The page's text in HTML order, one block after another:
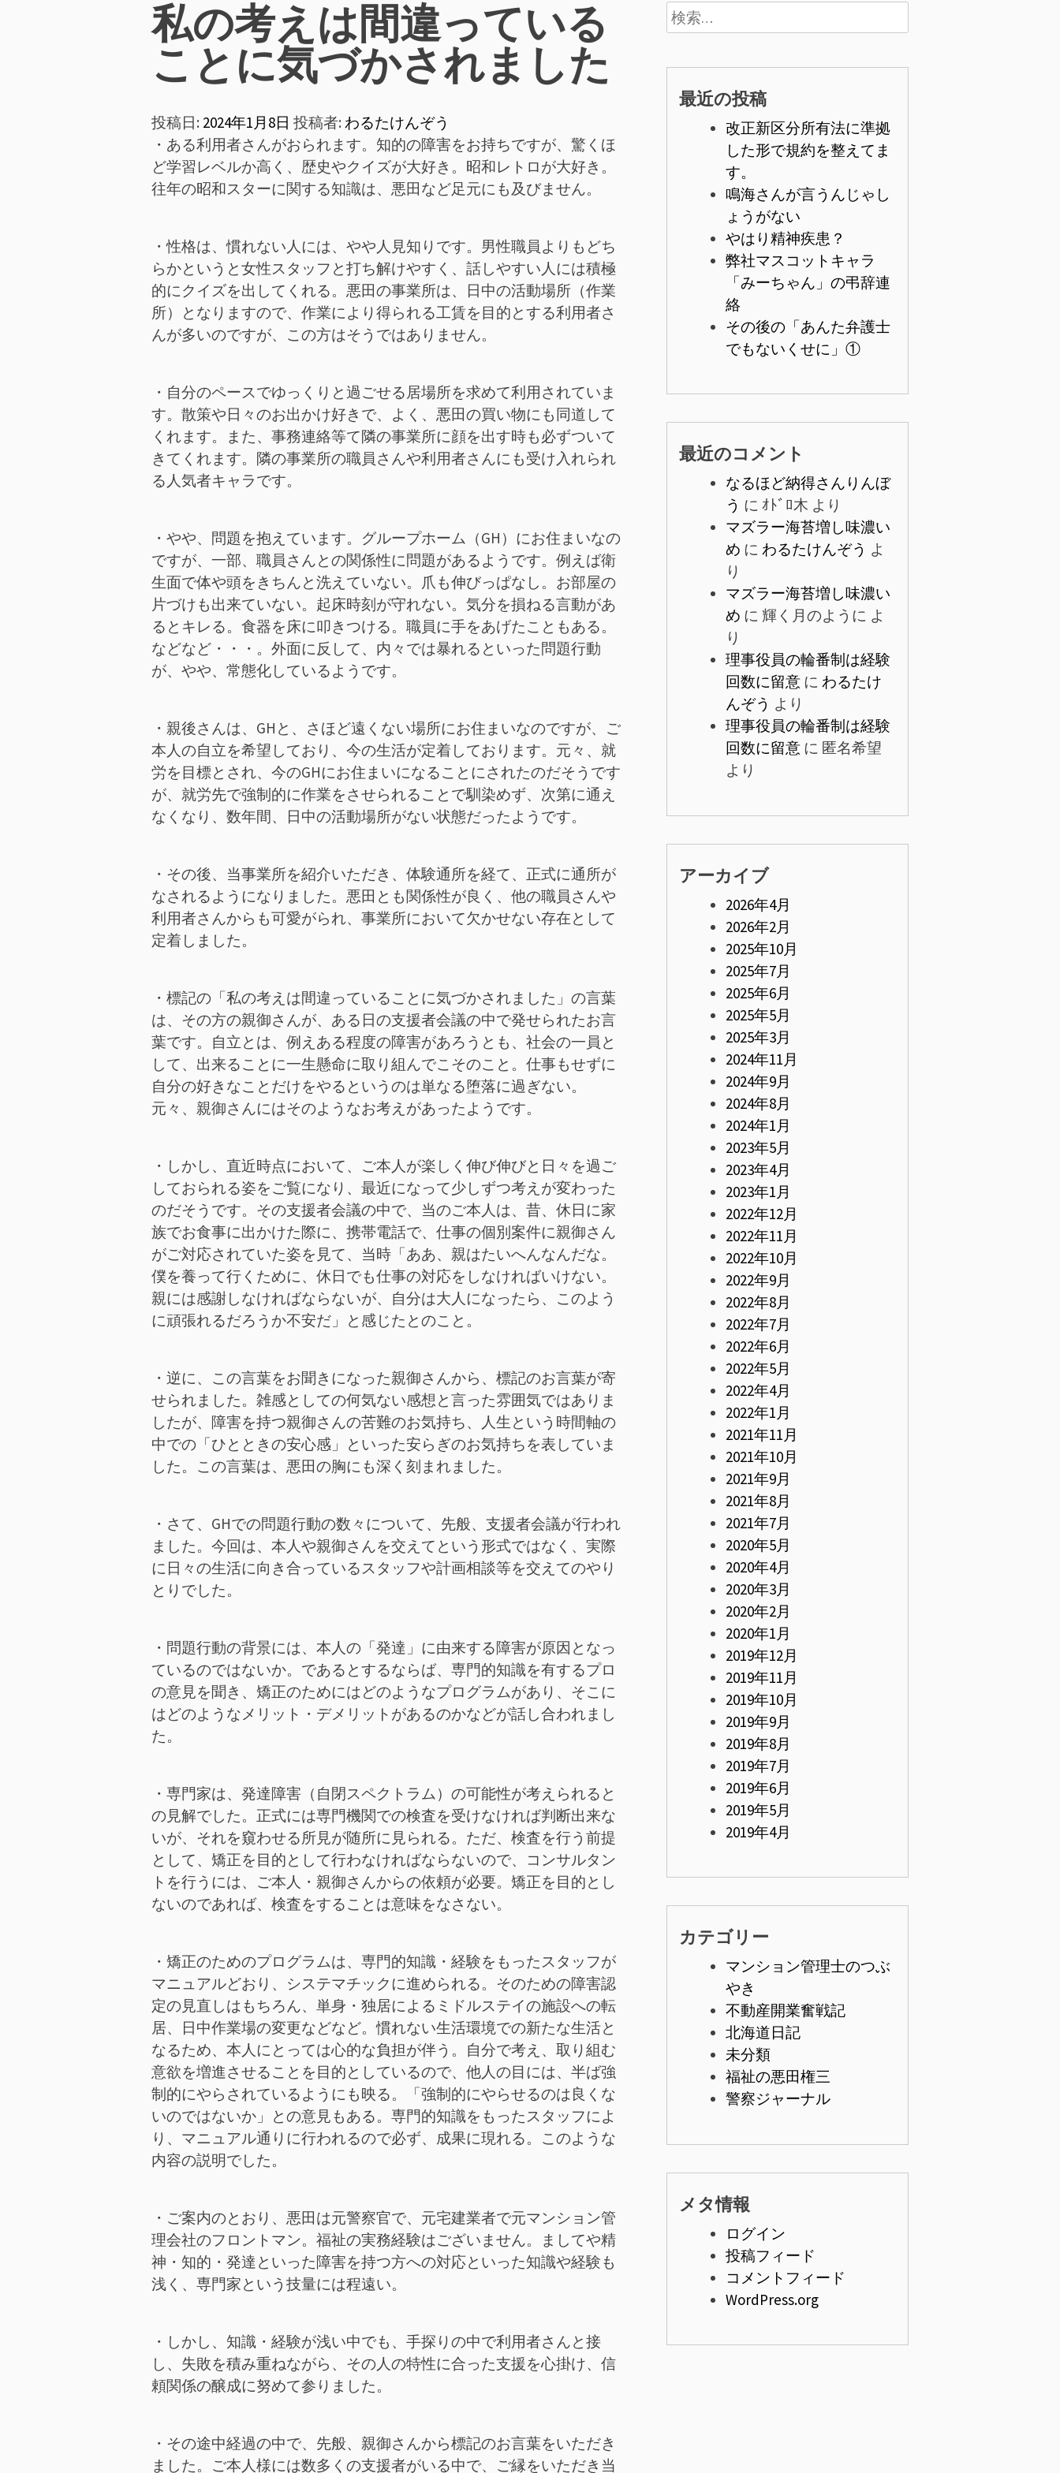
ン
メ
ニ
ュ
ー
私の考えは間違っている
ことに気づかされました
投稿日: 2024年1月8日 投稿者: わるたけんぞう
・ある利用者さんがおられます。知的の障害をお持ちですが、驚くほ
ど学習レベルか高く、歴史やクイズが大好き。昭和レトロが大好き。
往年の昭和スターに関する知識は、悪田など足元にも及びません。
・性格は、慣れない人には、やや人見知りです。男性職員よりもどち
らかというと女性スタッフと打ち解けやすく、話しやすい人には積極
的にクイズを出してくれる。悪田の事業所は、日中の活動場所（作業
所）となりますので、作業により得られる工賃を目的とする利用者さ
んが多いのですが、この方はそうではありません。
・自分のペースでゆっくりと過ごせる居場所を求めて利用されていま
す。散策や日々のお出かけ好きで、よく、悪田の買い物にも同道して
くれます。また、事務連絡等て隣の事業所に顔を出す時も必ずついて
きてくれます。隣の事業所の職員さんや利用者さんにも受け入れられ
る人気者キャラです。
・やや、問題を抱えています。グループホーム（GH）にお住まいなの
ですが、一部、職員さんとの関係性に問題があるようです。例えば衛
生面で体や頭をきちんと洗えていない。爪も伸びっぱなし。お部屋の
片づけも出来ていない。起床時刻が守れない。気分を損ねる言動があ
るとキレる。食器を床に叩きつける。職員に手をあげたこともある。
などなど・・・。外面に反して、内々では暴れるといった問題行動
が、やや、常態化しているようです。
・親後さんは、GHと、さほど遠くない場所にお住まいなのですが、ご
本人の自立を希望しており、今の生活が定着しております。元々、就
労を目標とされ、今のGHにお住まいになることにされたのだそうです
が、就労先で強制的に作業をさせられることで馴染めず、次第に通え
なくなり、数年間、日中の活動場所がない状態だったようです。
・その後、当事業所を紹介いただき、体験通所を経て、正式に通所が
なされるようになりました。悪田とも関係性が良く、他の職員さんや
利用者さんからも可愛がられ、事業所において欠かせない存在として
定着しました。
・標記の「私の考えは間違っていることに気づかされました」の言葉
は、その方の親御さんが、ある日の支援者会議の中で発せられたお言
葉です。自立とは、例えある程度の障害があろうとも、社会の一員と
して、出来ることに一生懸命に取り組んでこそのこと。仕事もせずに
自分の好きなことだけをやるというのは単なる堕落に過ぎない。
元々、親御さんにはそのようなお考えがあったようです。
・しかし、直近時点において、ご本人が楽しく伸び伸びと日々を過ご
しておられる姿をご覧になり、最近になって少しずつ考えが変わった
のだそうです。その支援者会議の中で、当のご本人は、昔、休日に家
族でお食事に出かけた際に、携帯電話で、仕事の個別案件に親御さん
がご対応されていた姿を見て、当時「ああ、親はたいへんなんだな。
僕を養って行くために、休日でも仕事の対応をしなければいけない。
親には感謝しなければならないが、自分は大人になったら、このよう
に頑張れるだろうか不安だ」と感じたとのこと。
・逆に、この言葉をお聞きになった親御さんから、標記のお言葉が寄
せられました。雑感としての何気ない感想と言った雰囲気ではありま
したが、障害を持つ親御さんの苦難のお気持ち、人生という時間軸の
中での「ひとときの安心感」といった安らぎのお気持ちを表していま
した。この言葉は、悪田の胸にも深く刻まれました。
・さて、GHでの問題行動の数々について、先般、支援者会議が行われ
ました。今回は、本人や親御さんを交えてという形式ではなく、実際
に日々の生活に向き合っているスタッフや計画相談等を交えてのやり
とりでした。
・問題行動の背景には、本人の「発達」に由来する障害が原因となっ
ているのではないか。であるとするならば、専門的知識を有するプロ
の意見を聞き、矯正のためにはどのようなプログラムがあり、そこに
はどのようなメリット・デメリットがあるのかなどが話し合われまし
た。
・専門家は、発達障害（自閉スペクトラム）の可能性が考えられると
の見解でした。正式には専門機関での検査を受けなければ判断出来な
いが、それを窺わせる所見が随所に見られる。ただ、検査を行う前提
として、矯正を目的として行わなければならないので、コンサルタン
トを行うには、ご本人・親御さんからの依頼が必要。矯正を目的とし
ないのであれば、検査をすることは意味をなさない。
・矯正のためのプログラムは、専門的知識・経験をもったスタッフが
マニュアルどおり、システマチックに進められる。そのための障害認
定の見直しはもちろん、単身・独居によるミドルステイの施設への転
居、日中作業場の変更などなど。慣れない生活環境での新たな生活と
なるため、本人にとっては心的な負担が伴う。自分で考え、取り組む
意欲を増進させることを目的としているので、他人の目には、半ば強
制的にやらされているようにも映る。「強制的にやらせるのは良くな
いのではないか」との意見もある。専門的知識をもったスタッフによ
り、マニュアル通りに行われるので必ず、成果に現れる。このような
内容の説明でした。
・ご案内のとおり、悪田は元警察官で、元宅建業者で元マンション管
理会社のフロントマン。福祉の実務経験はございません。ましてや精
神・知的・発達といった障害を持つ方への対応といった知識や経験も
浅く、専門家という技量には程遠い。
・しかし、知識・経験が浅い中でも、手探りの中で利用者さんと接
し、失敗を積み重ねながら、その人の特性に合った支援を心掛け、信
頼関係の醸成に努めて参りました。
・その途中経過の中で、先般、親御さんから標記のお言葉をいただき
ました。ご本人様には数多くの支援者がいる中で、ご縁をいただき当
検
索:
最近の投稿
改正新区分所有法に準拠
した形で規約を整えてま
す。
鳴海さんが言うんじゃし
ょうがない
やはり精神疾患？
弊社マスコットキャラ
「みーちゃん」の弔辞連
絡
その後の「あんた弁護士
でもないくせに」①
最近のコメント
なるほど納得さんりんぼ
う に ｵﾄﾞﾛ木 より
マズラー海苔増し味濃い
め に わるたけんぞう よ
り
マズラー海苔増し味濃い
め に 輝く月のように よ
り
理事役員の輪番制は経験
回数に留意に わるたけ
んぞう より
理事役員の輪番制は経験
回数に留意に 匿名希望
より
アーカイブ
2026年4月
2026年2月
2025年10月
2025年7月
2025年6月
2025年5月
2025年3月
2024年11月
2024年9月
2024年8月
2024年1月
2023年5月
2023年4月
2023年1月
2022年12月
2022年11月
2022年10月
2022年9月
2022年8月
2022年7月
2022年6月
2022年5月
2022年4月
2022年1月
2021年11月
2021年10月
2021年9月
2021年8月
2021年7月
2020年5月
2020年4月
2020年3月
2020年2月
2020年1月
2019年12月
2019年11月
2019年10月
2019年9月
2019年8月
2019年7月
2019年6月
2019年5月
2019年4月
カテゴリー
マンション管理士のつぶ
やき
不動産開業奮戦記
北海道日記
未分類
福祉の悪田権三
警察ジャーナル
メタ情報
ログイン
投稿フィード
コメントフィード
WordPress.org